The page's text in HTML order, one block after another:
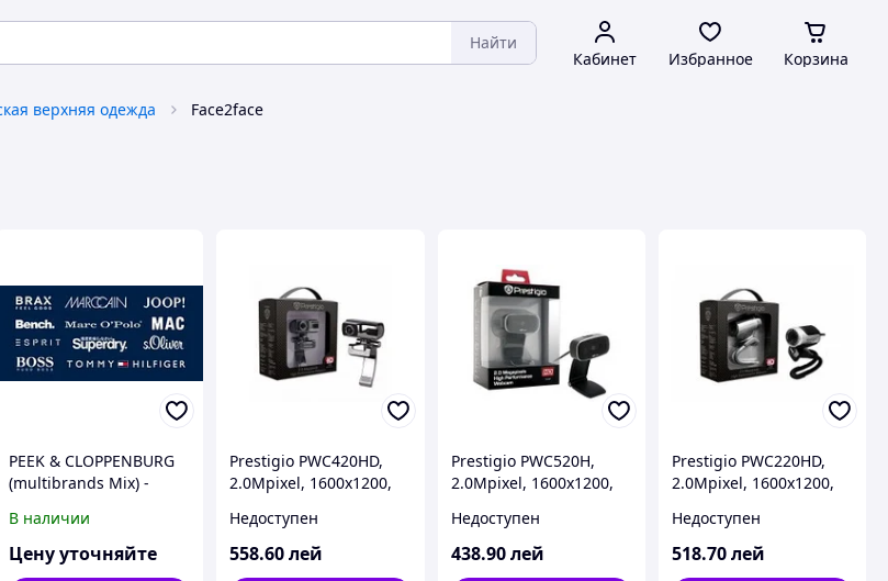
Найти
Кабинет Избранное Корзина
верхняя одежда Face2face
PEEK & CLOPPENBURG
(multibrands Mix) -
2 сорт (микро-дефект)
В наличии
Цену уточняйте
Prestigio PWC420HD,
2.0Mpixel, 1600x1200,
SnapshotButton,
ManualFocusRing,
Недоступен
558.60лей
Prestigio PWC520H,
2.0Mpixel, 1600x1200,
SnapshotButton,
FaceTracking Function,
Недоступен
438.90 лей
Prestigio PWC220HD,
2.0Mpixel, 1600x1200,
SnapshotButton,
ManualFocusRing,
Недоступен
518.70лей